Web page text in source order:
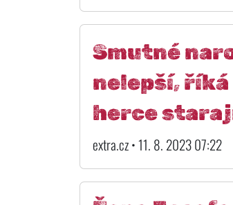
Smutné
nelepší,
herce
extra.cz • 11. 8. 2023 07:22